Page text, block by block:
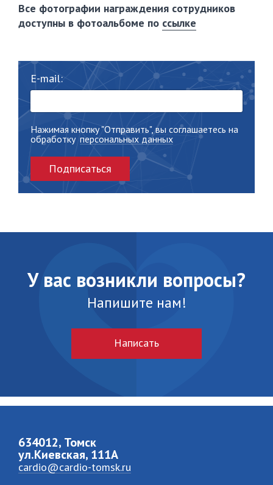
Все фотографии награждения сотрудников
доступны в фотоальбоме по ссылке
E-mail:
Нажимая кнопку "Отправить", вы соглашаетесь на
обработку персональных данных
Подписаться
У вас возникли вопросы?
Напишите нам!
Написать
634012, Томск
ул.Киевская, 111A
cardio@cardio-tomsk.ru